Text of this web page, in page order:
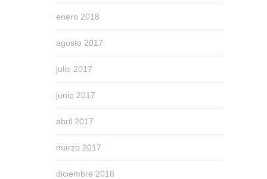
enero 2018
agosto 2017
julio 2017
junio 2017
abril 2017
marzo 2017
diciembre 2016